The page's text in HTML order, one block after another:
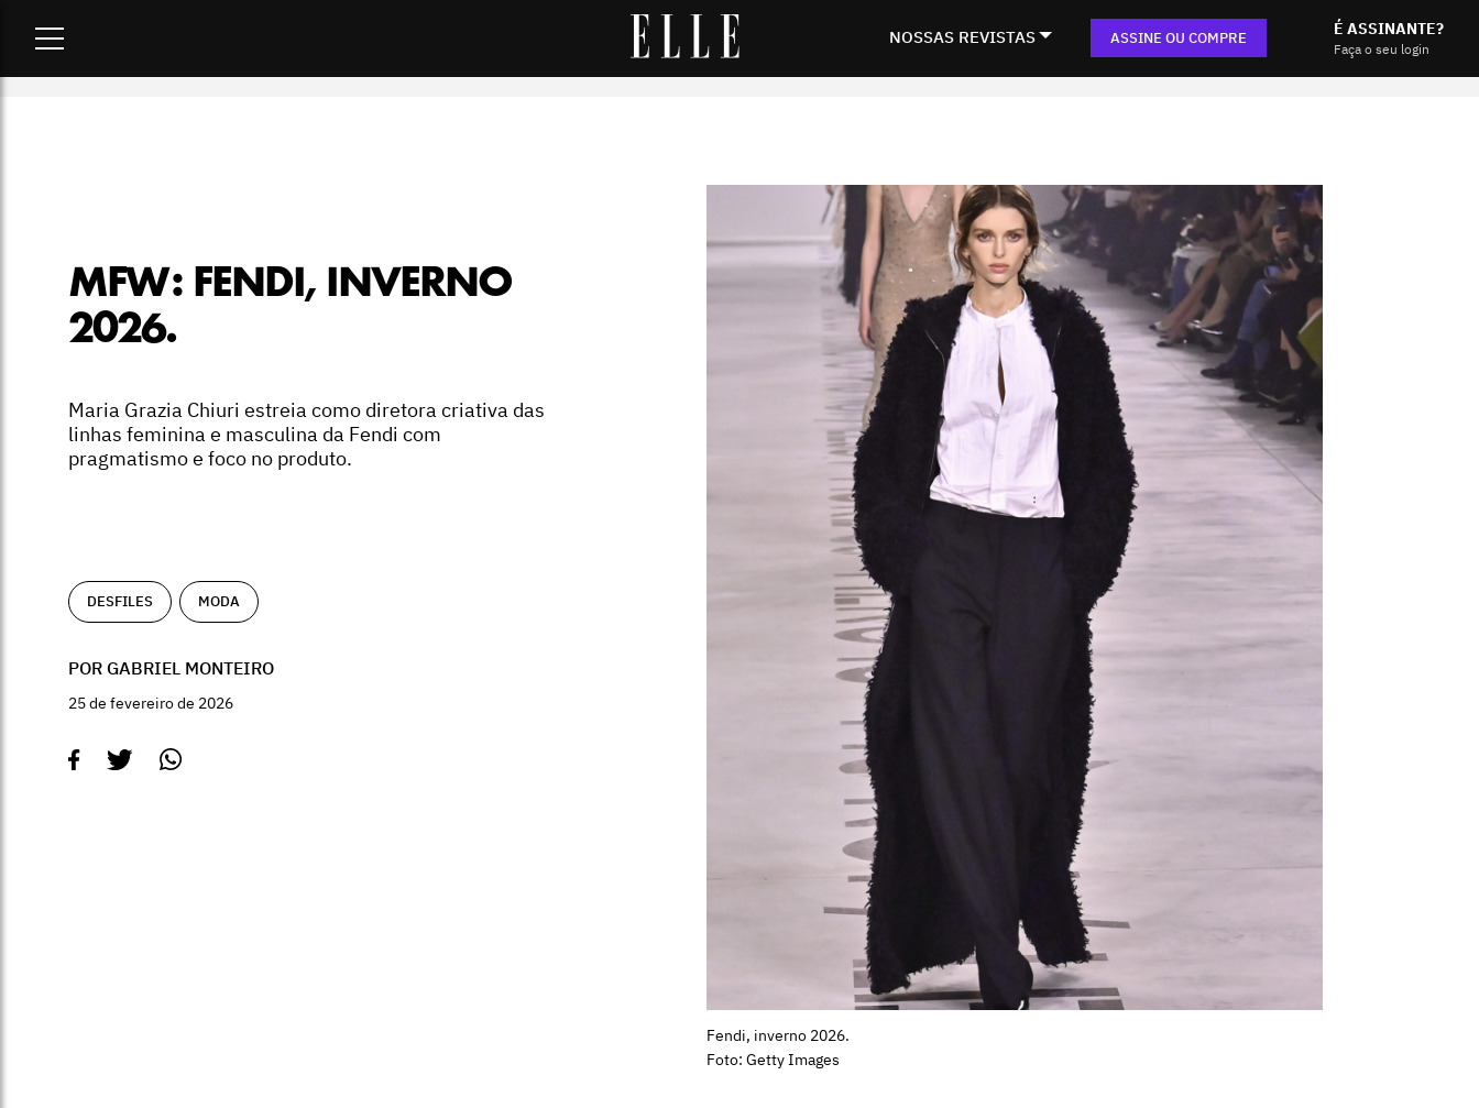
NOSSAS REVISTAS ASSINE OU COMPRE É ASSINANTE?
Faça o seu login
MFW: FENDI, INVERNO
2026.
Maria Grazia Chiuri estreia como diretora criativa das
linhas feminina e masculina da Fendi com
pragmatismo e foco no produto.
DESFILES MODA
POR GABRIEL MONTEIRO
25 de fevereiro de 2026
Fendi, inverno 2026.
Foto: Getty Images